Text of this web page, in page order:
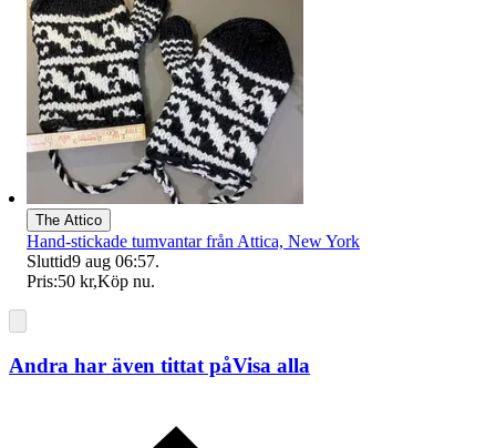
The Attico
Hand-stickade tumvantar från Attica, New York
Sluttid9 aug 06:57.
Pris:50 kr,Köp nu.
Andra har även tittat påVisa alla